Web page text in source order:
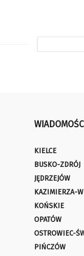
KIELCE
BUSKO-ZDRÓJ
JĘDRZEJÓW
KAZIMIERZA-
KOŃSKIE
OPATÓW
OSTROWIEC-
PIŃCZÓW